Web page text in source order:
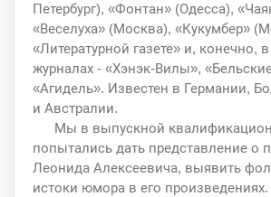
Петербург), «Фонтан» (Одесса),
«Веселуха» (Москва), «Кукумбер»
«Литературной газете» и, конечно,
журналах - «Хэнэк-Вилы»,
«Агидель». Известен в Германии,
и Австралии.
Мы в выпускной
попытались дать представление о
Леонида Алексеевича, выявить
истоки юмора в его произведениях.